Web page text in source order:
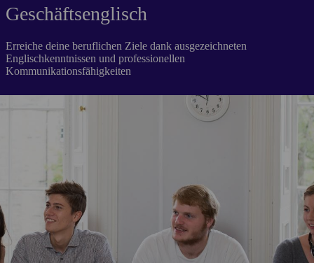
Geschäftsenglisch
Erreiche deine beruflichen Ziele dank ausgezeichneten
Englischkenntnissen und professionellen
Kommunikationsfähigkeiten